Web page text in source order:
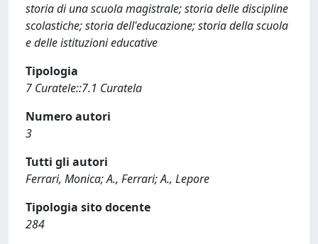
storia di una scuola magistrale; storia delle discipline
scolastiche; storia dell'educazione; storia della scuola
e delle istituzioni educative
Tipologia
7 Curatele::7.1 Curatela
Numero autori
3
Tutti gli autori
Ferrari, Monica; A., Ferrari; A., Lepore
Tipologia sito docente
284